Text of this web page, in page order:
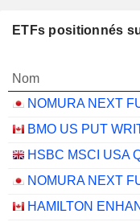
ETFs positionnés
Nom